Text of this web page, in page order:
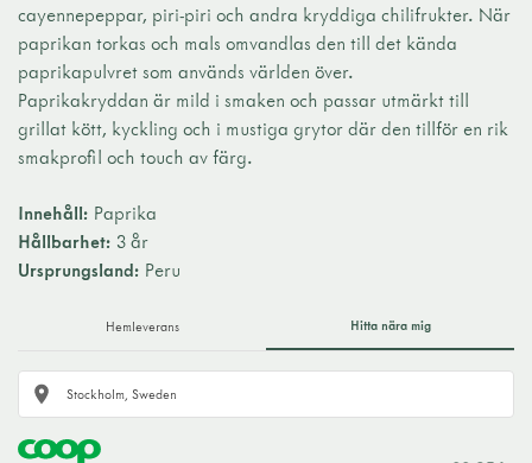
cayennepeppar, piri-piri och andra kryddiga chilifrukter. När
paprikan torkas och mals omvandlas den till det kända
paprikapulvret som används världen över.
Paprikakryddan är mild i smaken och passar utmärkt till
grillat kött, kyckling och i mustiga grytor där den tillför en rik
smakprofil och touch av färg.
Innehåll: Paprika
Hållbarhet: 3 år
Ursprungsland: Peru
Hemleverans Hitta nära mig